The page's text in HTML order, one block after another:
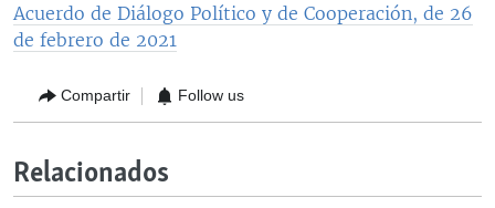
Acuerdo de Diálogo Político y de Cooperación, de 26
de febrero de 2021
Compartir Follow us
Relacionados